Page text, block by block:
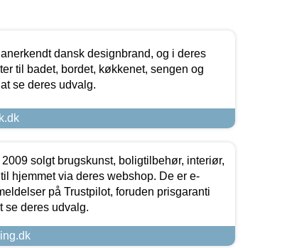
dansk designbrand, og i deres
til badet, bordet, køkkenet, sengen og
se deres udvalg.
solgt brugskunst, boligtilbehør, interiør,
hjemmet via deres webshop. De er e-
på Trustpilot, foruden prisgaranti
se deres udvalg.